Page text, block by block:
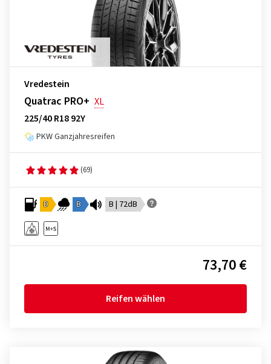
Vredestein
Quatrac PRO+ XL
225/40 R18 92Y
PKW Ganzjahresreifen
(69)
D B B | 72dB
73,70 €
Reifen wählen